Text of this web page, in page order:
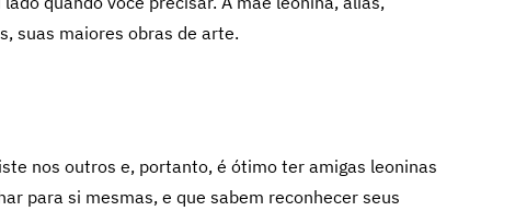
suas maiores obras de arte.
nos outros e, portanto, é ótimo ter amigas leoninas
para si mesmas, e que sabem reconhecer seus